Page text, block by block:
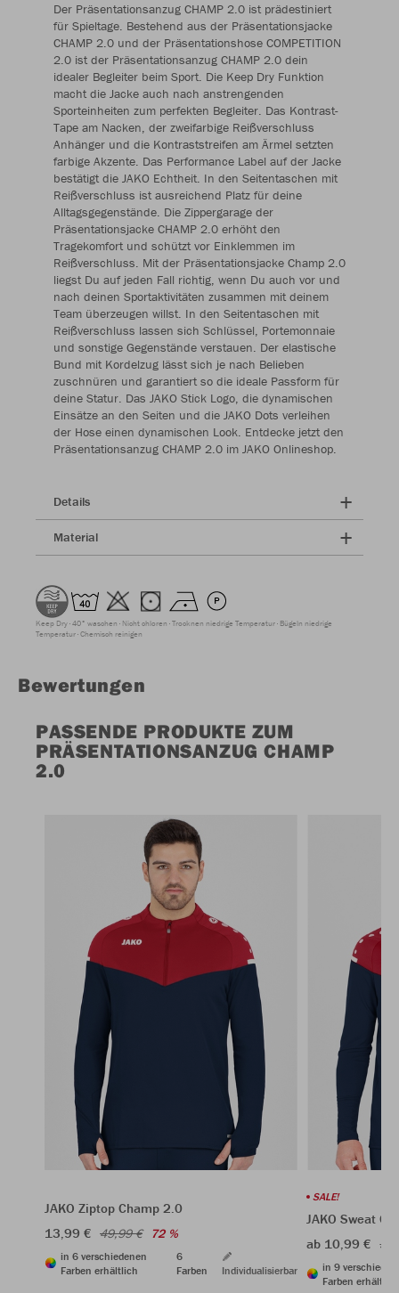
Der Präsentationsanzug CHAMP 2.0 ist prädestiniert
für Spieltage. Bestehend aus der Präsentationsjacke
CHAMP 2.0 und der Präsentationshose COMPETITION
2.0 ist der Präsentationsanzug CHAMP 2.0 dein
idealer Begleiter beim Sport. Die Keep Dry Funktion
macht die Jacke auch nach anstrengenden
Sporteinheiten zum perfekten Begleiter. Das Kontrast-
Tape am Nacken, der zweifarbige Reißverschluss
Anhänger und die Kontraststreifen am Ärmel setzten
farbige Akzente. Das Performance Label auf der Jacke
bestätigt die JAKO Echtheit. In den Seitentaschen mit
Reißverschluss ist ausreichend Platz für deine
Alltagsgegenstände. Die Zippergarage der
Präsentationsjacke CHAMP 2.0 erhöht den
Tragekomfort und schützt vor Einklemmen im
Reißverschluss. Mit der Präsentationsjacke Champ 2.0
liegst Du auf jeden Fall richtig, wenn Du auch vor und
nach deinen Sportaktivitäten zusammen mit deinem
Team überzeugen willst. In den Seitentaschen mit
Reißverschluss lassen sich Schlüssel, Portemonnaie
und sonstige Gegenstände verstauen. Der elastische
Bund mit Kordelzug lässt sich je nach Belieben
zuschnüren und garantiert so die ideale Passform für
deine Statur. Das JAKO Stick Logo, die dynamischen
Einsätze an den Seiten und die JAKO Dots verleihen
der Hose einen dynamischen Look. Entdecke jetzt den
Präsentationsanzug CHAMP 2.0 im JAKO Onlineshop.
Details
Material
Keep Dry 40° waschen Nicht chloren Trocknen niedrige Temperatur Bügeln niedrige
Temperatur Chemisch reinigen
Bewertungen
PASSENDE PRODUKTE ZUM
PRÄSENTATIONSANZUG CHAMP
2.0
JAKO Ziptop Champ 2.0
13,99 € 49,99 € 72 %
in 6 verschiedenen
Farben erhältlich
6
Farben
Individualisierbar
SALE!
JAKO Sweat
ab 10,99 €
in 9
Farben